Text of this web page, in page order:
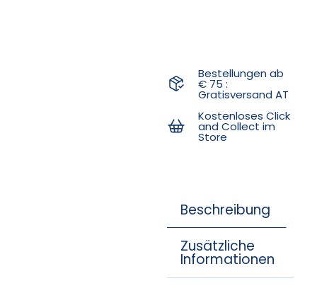
Bestellungen ab
€ 75 :
Gratisversand AT
Kostenloses Click
and Collect im
Store
Beschreibung
Zusätzliche
Informationen